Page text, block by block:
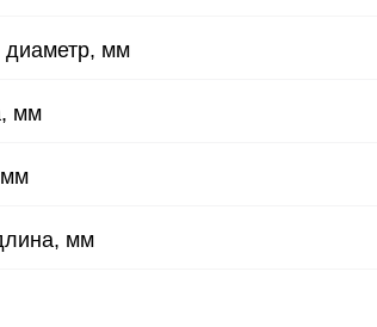
диаметр, мм
мм
мм
мм